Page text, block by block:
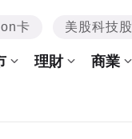
卡 美股科技股
理財 商業